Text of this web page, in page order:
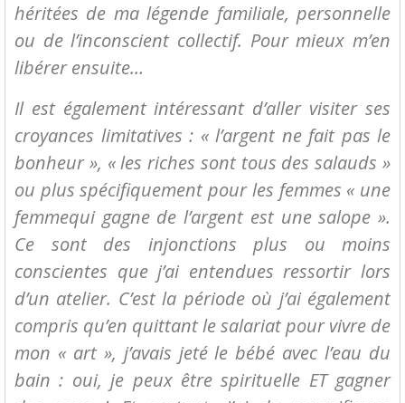
héritées de ma légende familiale, personnelle
ou de l’inconscient collectif. Pour mieux m’en
libérer ensuite…
Il est également intéressant d’aller visiter ses
croyances limitatives : « l’argent ne fait pas le
bonheur », « les riches sont tous des salauds »
ou plus spécifiquement pour les femmes « une
femmequi gagne de l’argent est une salope ».
Ce sont des injonctions plus ou moins
conscientes que j’ai entendues ressortir lors
d’un atelier. C’est la période où j’ai également
compris qu’en quittant le salariat pour vivre de
mon « art », j’avais jeté le bébé avec l’eau du
bain : oui, je peux être spirituelle ET gagner